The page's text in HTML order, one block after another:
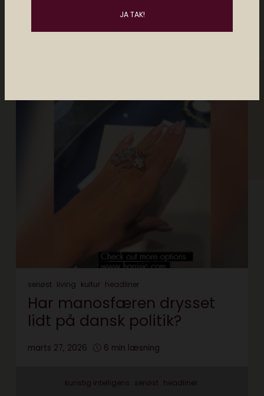
1 min læsning
seriøst living kultur headliner
Har manosfæren drysset
lidt på dansk politik?
marts 27, 2026 6 min læsning
kunstig intelligens seriøst headliner